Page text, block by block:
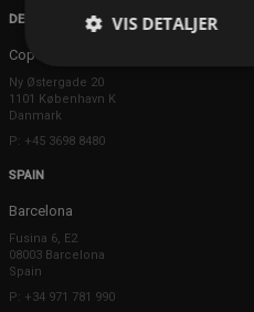
DENMARK
Copenhagen
Ny Østergade 20
1101 København K
Danmark
P: +45 3698 8480
SPAIN
Barcelona
Fusina 6, E2
08003 Barcelona
Spain
P: +34 971 781 990
VIS DETALJER